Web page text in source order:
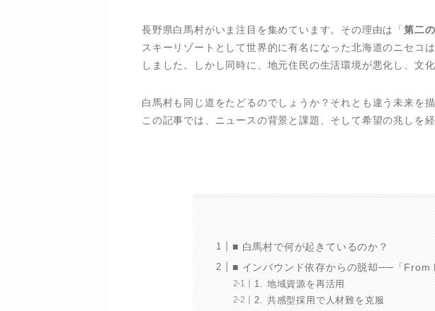
長野県白馬村がいま注目を集めています。その理由は「第二
スキーリゾートとして世界的に有名になった北海道のニセコ
しました。しかし同時に、地元住民の生活環境が悪化し、文
白馬村も同じ道をたどるのでしょうか？それとも違う未来を
この記事では、ニュースの背景と課題、そして希望の兆しを
■ 白馬村で何が起きているのか？
■ インバウンド依存からの脱却──「From
1. 地域資源を再活用
2. 共感型採用で人材難を克服